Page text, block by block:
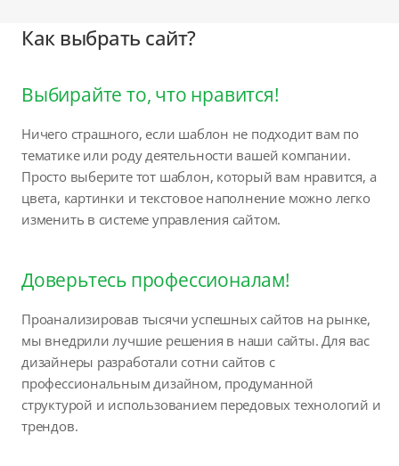
Как выбрать сайт?
Выбирайте то, что нравится!
Ничего страшного, если шаблон не подходит вам по
тематике или роду деятельности вашей компании.
Просто выберите тот шаблон, который вам нравится, а
цвета, картинки и текстовое наполнение можно легко
изменить в системе управления сайтом.
Доверьтесь профессионалам!
Проанализировав тысячи успешных сайтов на рынке,
мы внедрили лучшие решения в наши сайты. Для вас
дизайнеры разработали сотни сайтов с
профессиональным дизайном, продуманной
структурой и использованием передовых технологий и
трендов.